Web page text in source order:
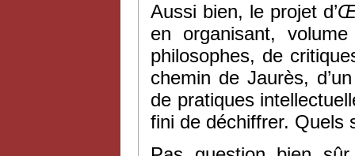
Aussi bien, le projet d’
en organisant,
philosophes, de
chemin de Jaurès,
de pratiques
fini de déchiffrer. Quels